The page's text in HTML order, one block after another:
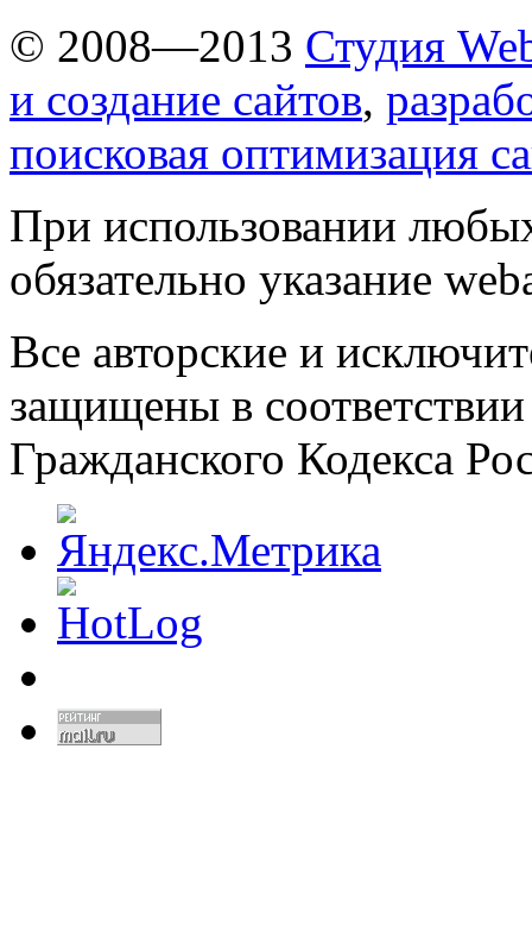
© 2008—2013 Студия
и создание сайтов,
поисковая оптимизация
При использовании
обязательно указание
Все авторские и
защищены в
Гражданского Кодекса